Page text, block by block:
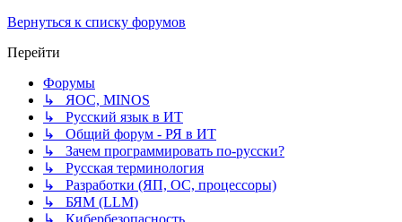
Вернуться к списку форумов
Перейти
Форумы
↳ ЯОС, MINOS
↳ Русский язык в ИТ
↳ Общий форум - РЯ в ИТ
↳ Зачем программировать по-русски?
↳ Русская терминология
↳ Разработки (ЯП, ОС, процессоры)
↳ БЯМ (LLM)
↳ Кибербезопасность